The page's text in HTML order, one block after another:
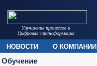
Обучение
Улучшение процессов и
Цифровая трансформация
НОВОСТИ О КОМПАНИИ